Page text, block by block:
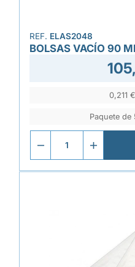
REF. ELAS2048
BOLSAS VACÍO 90
0,211
Paquete de